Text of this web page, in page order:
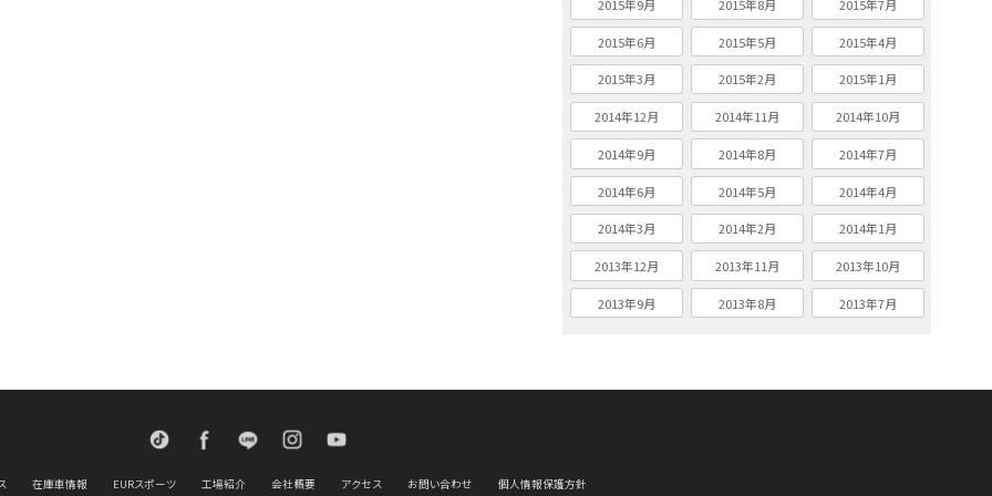
2015年9月 2015年8月 2015年7月
2015年6月 2015年5月 2015年4月
2015年3月 2015年2月 2015年1月
2014年12月 2014年11月 2014年10月
2014年9月 2014年8月 2014年7月
2014年6月 2014年5月 2014年4月
2014年3月 2014年2月 2014年1月
2013年12月 2013年11月 2013年10月
2013年9月 2013年8月 2013年7月
TikTok FacebookLINE
在庫車情報 EURスポーツ 工場紹介 会社概要 アクセス お問い合わせ 個人情報保護方針